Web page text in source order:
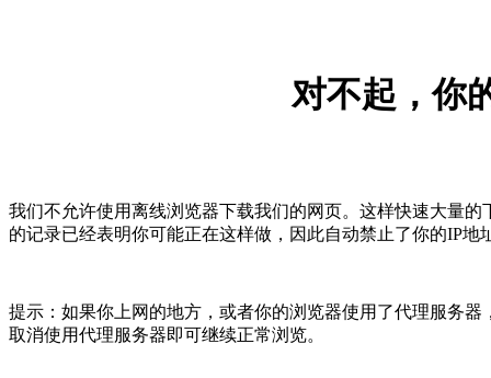
对不起，你
我们不允许使用离线浏览器下载我们的网页。这样快速大量
的记录已经表明你可能正在这样做，因此自动禁止了你的IP
提示：如果你上网的地方，或者你的浏览器使用了代理服务
取消使用代理服务器即可继续正常浏览。